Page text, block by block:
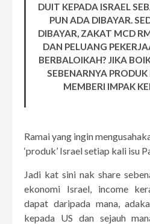
DUIT KEPADA ISRAEL
PUN ADA DIBAYAR.
DIBAYAR, ZAKAT MCD
DAN PELUANG
BERBALOIKAH? JIKA
SEBENARNYA
MEMBERI IMPAK
Ramai yang ingin
‘produk’ Israel setiap kali isu
Jadi kat sini nak share
ekonomi Israel, income
dapat daripada mana,
kepada US dan sejauh